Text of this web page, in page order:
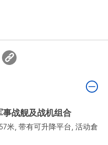
战舰及战机组合
米, 带有可升降平台, 活动倉